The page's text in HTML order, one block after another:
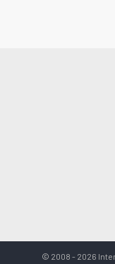
© 2008 - 2026